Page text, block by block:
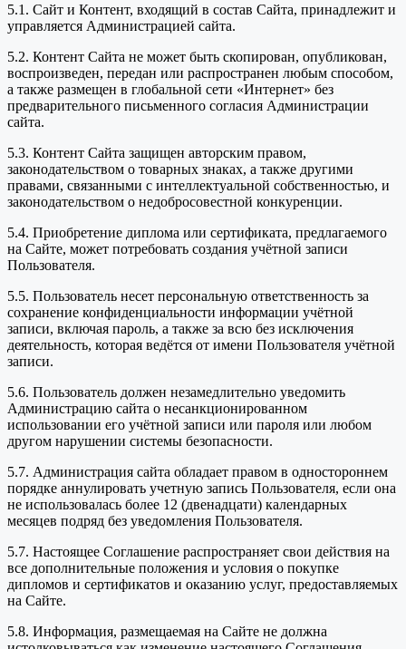
5.1. Сайт и Контент, входящий в состав Сайта, принадлежит и
управляется Администрацией сайта.
5.2. Контент Сайта не может быть скопирован, опубликован,
воспроизведен, передан или распространен любым способом,
а также размещен в глобальной сети «Интернет» без
предварительного письменного согласия Администрации
сайта.
5.3. Контент Сайта защищен авторским правом,
законодательством о товарных знаках, а также другими
правами, связанными с интеллектуальной собственностью, и
законодательством о недобросовестной конкуренции.
5.4. Приобретение диплома или сертификата, предлагаемого
на Сайте, может потребовать создания учётной записи
Пользователя.
5.5. Пользователь несет персональную ответственность за
сохранение конфиденциальности информации учётной
записи, включая пароль, а также за всю без исключения
деятельность, которая ведётся от имени Пользователя учётной
записи.
5.6. Пользователь должен незамедлительно уведомить
Администрацию сайта о несанкционированном
использовании его учётной записи или пароля или любом
другом нарушении системы безопасности.
5.7. Администрация сайта обладает правом в одностороннем
порядке аннулировать учетную запись Пользователя, если она
не использовалась более 12 (двенадцати) календарных
месяцев подряд без уведомления Пользователя.
5.7. Настоящее Соглашение распространяет свои действия на
все дополнительные положения и условия о покупке
дипломов и сертификатов и оказанию услуг, предоставляемых
на Сайте.
5.8. Информация, размещаемая на Сайте не должна